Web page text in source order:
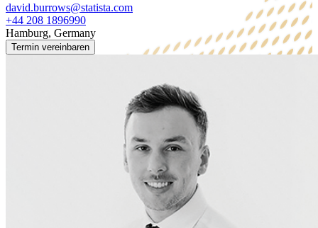
david.burrows@statista.com
+44 208 1896990
Hamburg, Germany
Termin vereinbaren